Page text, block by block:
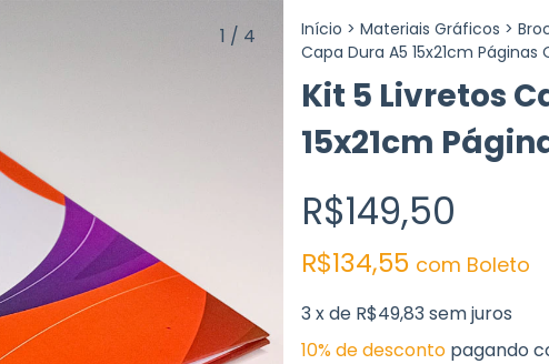
1 / 4 Início > Materiais Gráficos >
Capa Dura A5 15x21cm
Kit 5 Livretos
15x21cm
R$149,50
R$134,55 com Boleto
3 x de R$49,83 sem juros
10% de descontopagando